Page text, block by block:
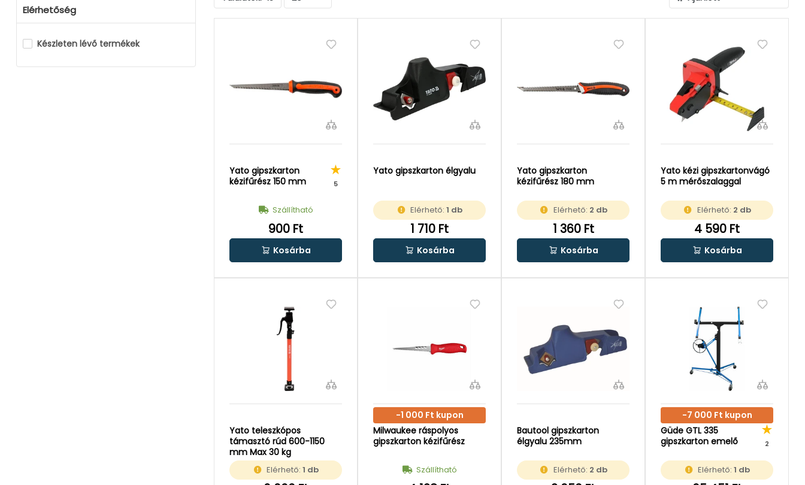
Elérhetőség
Készleten lévő termékek
Yato gipszkarton
kézifűrész 150 mm
5
Szállítható
900 Ft
Kosárba
Yato gipszkarton élgyalu
Elérhető:1 db
1 710 Ft
Kosárba
Yato gipszkarton
kézifűrész 180 mm
Elérhető: 2 db
1 360 Ft
Kosárba
Yato kézi gipszkartonvágó
5 m mérőszalaggal
Elérhető: 2 db
4 590 Ft
Kosárba
Yato teleszkópos
támasztó rúd 600-1150
mm Max 30 kg
Elérhető:1 db
-1 000 Ft kupon
Milwaukee ráspolyos
gipszkarton kézifűrész
Szállítható
Bautool gipszkarton
élgyalu 235mm
Elérhető: 2 db
-7 000 Ft kupon
Güde GTL 335
gipszkarton emelő
2
Elérhető:1 db